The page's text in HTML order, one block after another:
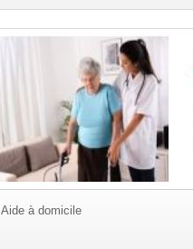
Aide à domicile